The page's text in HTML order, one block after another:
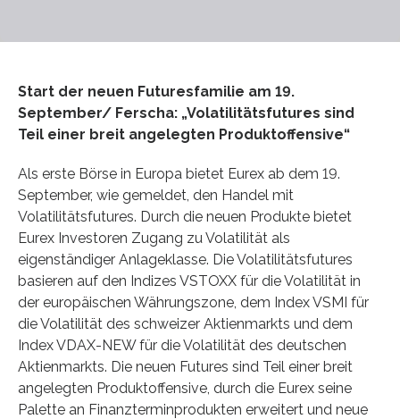
Start der neuen Futuresfamilie am 19.
September/ Ferscha: „Volatilitätsfutures sind
Teil einer breit angelegten Produktoffensive“
Als erste Börse in Europa bietet Eurex ab dem 19.
September, wie gemeldet, den Handel mit
Volatilitätsfutures. Durch die neuen Produkte bietet
Eurex Investoren Zugang zu Volatilität als
eigenständiger Anlageklasse. Die Volatilitätsfutures
basieren auf den Indizes VSTOXX für die Volatilität in
der europäischen Währungszone, dem Index VSMI für
die Volatilität des schweizer Aktienmarkts und dem
Index VDAX-NEW für die Volatilität des deutschen
Aktienmarkts. Die neuen Futures sind Teil einer breit
angelegten Produktoffensive, durch die Eurex seine
Palette an Finanzterminprodukten erweitert und neue